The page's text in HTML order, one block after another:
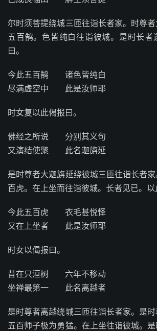
尔时须菩提绕城三匝往诣长者家。时尊
五百鹄。色皆纯白往诣彼城。是时长者
曰。
今此五百鹄 诸色皆纯白
尽满虚空中 此是汝师耶
时女复以此偈报曰。
佛经之所说 分别其义句
又演结使聚 此名迦旃延
是时尊者大迦旃延绕彼城三匝往诣长者
百虎。在上坐而往诣彼城。长者见已。以
今此五百虎 衣毛甚悦怿
又在上坐者 此是汝师耶
时女以偈报曰。
昔在只洹树 六年不移动
坐禅最第一 此名离越者
是时尊者离越绕城三匝往诣长者家。是
五百师子极为勇猛。在上坐往诣彼城。